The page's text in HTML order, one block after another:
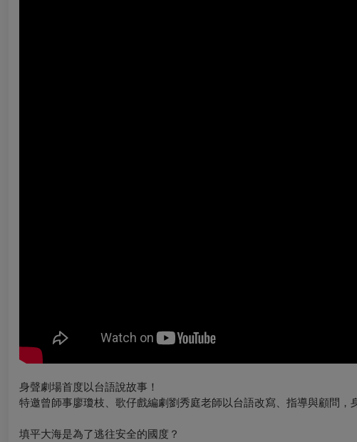
身聲劇場首度以台語說故事！
特邀曾師事廖瓊枝、歌仔戲編劇劉秀庭老師以台語改寫、指導與顧問，
填平大海是為了逃往安全的國度？